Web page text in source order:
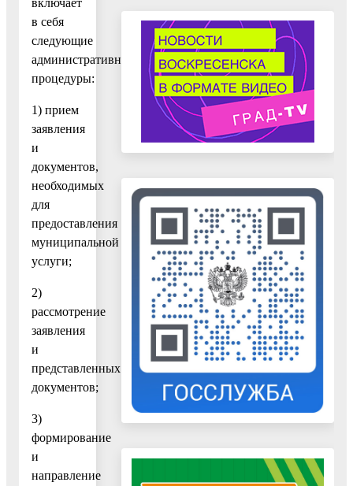
в себя
следующие
административные
процедуры:
1) прием
заявления
и
документов,
необходимых
для
предоставления
муниципальной
услуги;
2)
рассмотрение
заявления
и
представленных
документов;
3)
формирование
и
направление